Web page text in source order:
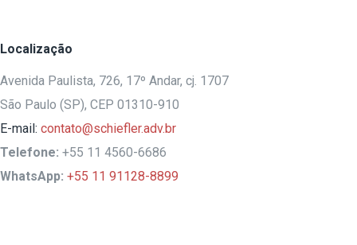
Localização
Avenida Paulista, 726, 17º Andar, cj. 1707
São Paulo (SP), CEP 01310-910
E-mail: contato@schiefler.adv.br
Telefone: +55 11 4560-6686
WhatsApp: +55 11 91128-8899